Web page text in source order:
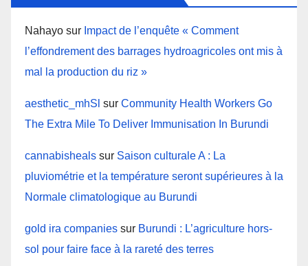
Nahayo sur Impact de l’enquête « Comment
l’effondrement des barrages hydroagricoles ont mis à
mal la production du riz »
aesthetic_mhSl sur Community Health Workers Go
The Extra Mile To Deliver Immunisation In Burundi
cannabisheals sur Saison culturale A : La
pluviométrie et la température seront supérieures à la
Normale climatologique au Burundi
gold ira companies sur Burundi : L’agriculture hors-
sol pour faire face à la rareté des terres